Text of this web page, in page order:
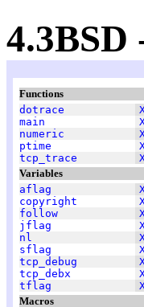
Functions
dotrace
main
numeric
ptime
tcp_trace
Variables
aflag
copyright
follow
jflag
nl
sflag
tcp_debug
tcp_debx
tflag
Macros